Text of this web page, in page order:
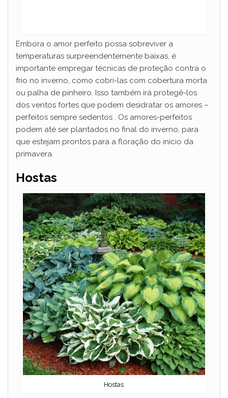
Embora o amor perfeito possa sobreviver a
temperaturas surpreendentemente baixas, é
importante empregar técnicas de proteção contra o
frio no inverno, como cobri-las com cobertura morta
ou palha de pinheiro. Isso também irá protegê-los
dos ventos fortes que podem desidratar os amores –
perfeitos sempre sedentos . Os amores-perfeitos
podem até ser plantados no final do inverno, para
que estejam prontos para a floração do início da
primavera.
Hostas
Hostas